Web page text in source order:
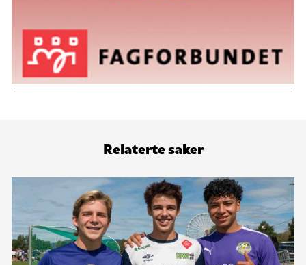
Relaterte saker